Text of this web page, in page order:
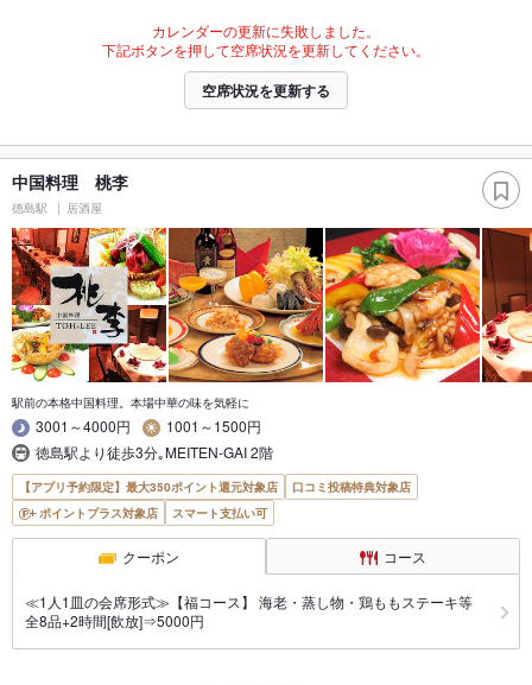
カレンダーの更新に失敗しました。
下記ボタンを押して空席状況を更新してください。
空席状況を更新する
中国料理 桃李
徳島駅 居酒屋
駅前の本格中国料理。本場中華の味を気軽に
3001～4000円
1001～1500円
徳島駅より徒歩3分｡MEITEN-GAI 2階
【アプリ予約限定】最大350ポイント還元対象店
口コミ投稿特典対象店
ポイントプラス対象店
スマート支払い可
クーポン コース
≪1人1皿の会席形式≫【福コース】 海老・蒸し物・鶏ももステーキ等
全8品+2時間[飲放]⇒5000円